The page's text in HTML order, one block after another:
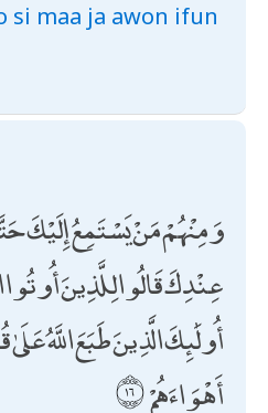
si maa ja awon ifun
وَمِنْهُمْ مَنْ يَسْتَمِعُ إِلَيْكَ
عِنْدِكَ قَالُوا لِلَّذِينَ أُوتُوا
أُولَٰئِكَ الَّذِينَ طَبَعَ اللَّهُ
أَهْوَاءَهُمْ